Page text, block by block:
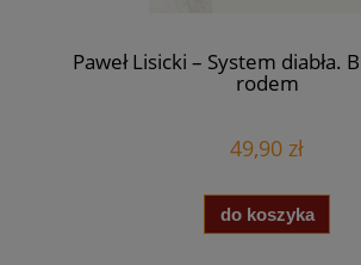
Paweł Lisicki – System diabła.
rodem
49,90 zł
do koszyka